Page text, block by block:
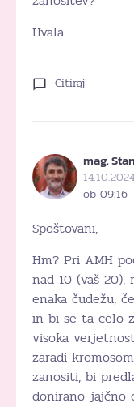
Hvala
Citiraj
mag.
ob 09:16
Spoštovani,
Hm? Pri AMH
nad 10 (vaš
enaka čudežu,
in bi se ta celo
visoka
zaradi
zanositi, bi
donirano jajčno